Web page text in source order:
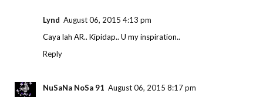
Lynd August 06, 2015 4:13 pm
Caya lah AR.. Kipidap.. U my inspiration..
Reply
NuSaNa NoSa 91 August 06, 2015 8:17 pm